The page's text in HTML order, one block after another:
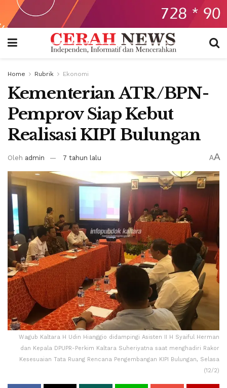
Home Rubrik Ekonomi
Kementerian ATR/BPN-
Pemprov Siap Kebut
Realisasi KIPI Bulungan
Oleh admin 7 tahun lalu AA
Wagub Kaltara H Udin Hianggio didampingi Asisten II H Syaiful Herman
dan Kepala DPUPR-Perkim Kaltara Suheriyatna saat menghadiri Rakor
Kesesuaian Tata Ruang Rencana Pengembangan KIPI Bulungan, Selasa
(12/2)